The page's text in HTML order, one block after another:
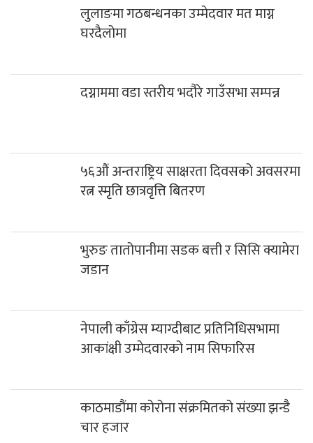
लुलाङमा गठबन्धनका उम्मेदवार मत माग्न
घरदैलोमा
दग्नाममा वडा स्तरीय भदौरे गाउँसभा सम्पन्न
५६औं अन्तराष्ट्रिय साक्षरता दिवसको अवसरमा
रत्न स्मृति छात्रवृत्ति बितरण
भुरुङ तातोपानीमा सडक बत्ती र सिसि क्यामेरा
जडान
नेपाली काँग्रेस म्याग्दीबाट प्रतिनिधिसभामा
आकांक्षी उम्मेदवारको नाम सिफारिस
काठमाडौंमा कोरोना संक्रमितको संख्या झन्डै
चार हजार